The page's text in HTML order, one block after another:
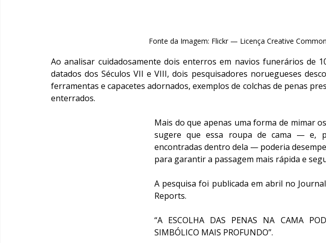
Fonte da Imagem: Flickr — Licença Creative
Ao analisar cuidadosamente dois enterros em navios funerários de
datados dos Séculos VII e VIII, dois pesquisadores noruegueses
ferramentas e capacetes adornados, exemplos de colchas de penas
enterrados.
Mais do que apenas uma forma de mimar
sugere que essa roupa de cama — e,
encontradas dentro dela — poderia
para garantir a passagem mais rápida e
A pesquisa foi publicada em abril no
Reports.
“A ESCOLHA DAS PENAS NA CAMA
SIMBÓLICO MAIS PROFUNDO”.